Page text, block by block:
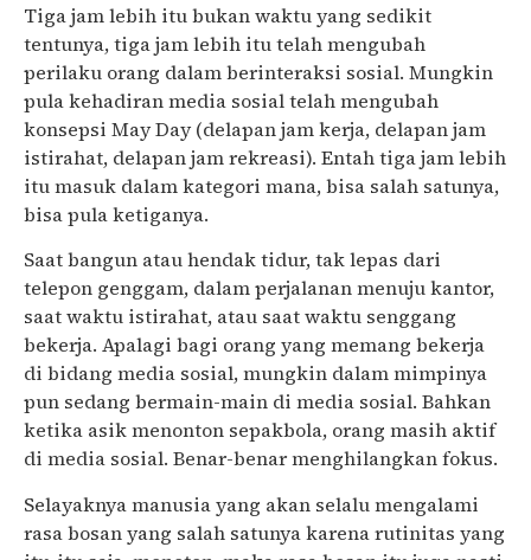
Tiga jam lebih itu bukan waktu yang sedikit
tentunya, tiga jam lebih itu telah mengubah
perilaku orang dalam berinteraksi sosial. Mungkin
pula kehadiran media sosial telah mengubah
konsepsi May Day (delapan jam kerja, delapan jam
istirahat, delapan jam rekreasi). Entah tiga jam lebih
itu masuk dalam kategori mana, bisa salah satunya,
bisa pula ketiganya.
Saat bangun atau hendak tidur, tak lepas dari
telepon genggam, dalam perjalanan menuju kantor,
saat waktu istirahat, atau saat waktu senggang
bekerja. Apalagi bagi orang yang memang bekerja
di bidang media sosial, mungkin dalam mimpinya
pun sedang bermain-main di media sosial. Bahkan
ketika asik menonton sepakbola, orang masih aktif
di media sosial. Benar-benar menghilangkan fokus.
Selayaknya manusia yang akan selalu mengalami
rasa bosan yang salah satunya karena rutinitas yang